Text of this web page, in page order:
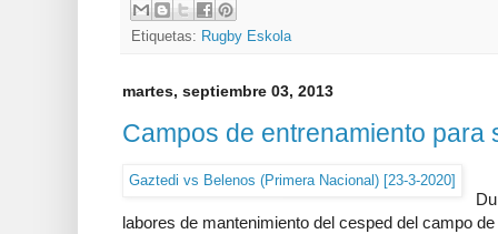
Etiquetas: Rugby Eskola
martes, septiembre 03, 2013
Campos de entrenamiento para
Gaztedi vs Belenos (Primera Nacional) [23-3-2020]
labores de mantenimiento del cesped del campo